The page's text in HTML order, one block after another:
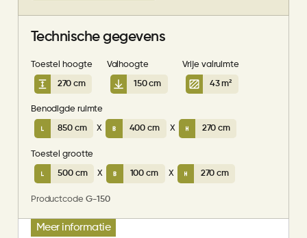
Technische gegevens
Toestel hoogte
270 cm
Valhoogte
150 cm
Vrije valruimte
43 m²
Benodigde ruimte
850 cm X 400 cm X 270 cm
Toestel grootte
500 cm X 100 cm X 270 cm
Productcode G-150
Meer informatie